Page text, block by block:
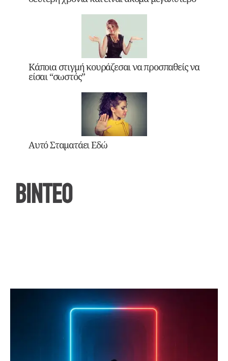
Κάποια στιγμή κουράζεσαι να προσπαθείς να
είσαι “σωστός”
Αυτό Σταματάει Εδώ
ΒΙΝΤΕΟ